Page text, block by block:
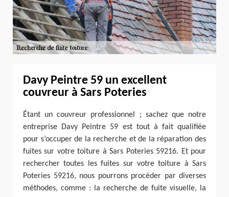
Davy Peintre 59 un excellent
couvreur à Sars Poteries
Étant un couvreur professionnel ; sachez que notre
entreprise Davy Peintre 59 est tout à fait qualifiée
pour s’occuper de la recherche et de la réparation des
fuites sur votre toiture à Sars Poteries 59216. Et pour
rechercher toutes les fuites sur votre toiture à Sars
Poteries 59216, nous pourrons procéder par diverses
méthodes, comme : la recherche de fuite visuelle, la